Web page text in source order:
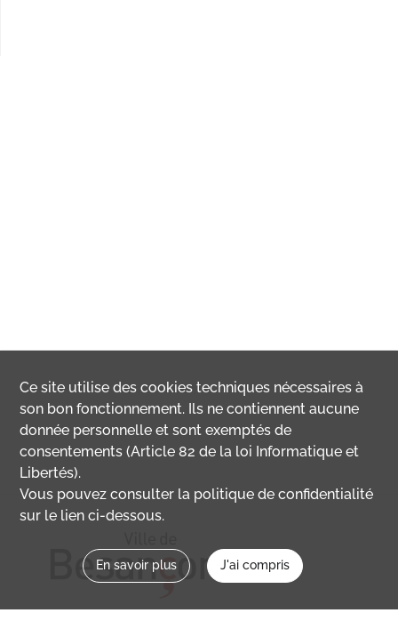
Ce site utilise descookies techniques nécessaires à
son bon fonctionnement. Ils ne contiennent aucune
donnée personnelle et sont exemptés de
consentements (Article 82 de la loi Informatique et
Libertés).
Vous pouvez consulter la politique de confidentialité
sur le lien ci-dessous.
En savoir plus J'ai compris